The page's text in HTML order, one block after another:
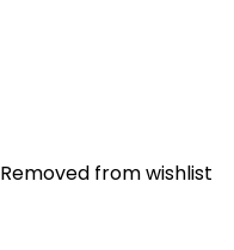
Removed from wishlist